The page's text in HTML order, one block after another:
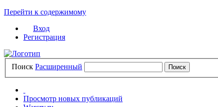
Перейти к содержимому
Вход
Регистрация
Поиск Расширенный
Просмотр новых публикаций